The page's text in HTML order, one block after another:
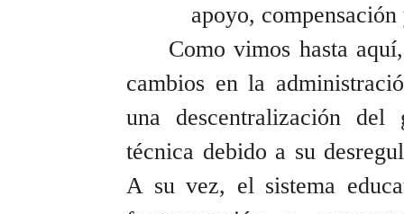
apoyo,
Como vimos hasta
cambios en la
una descentralización
técnica debido a su
A su vez, el sistema